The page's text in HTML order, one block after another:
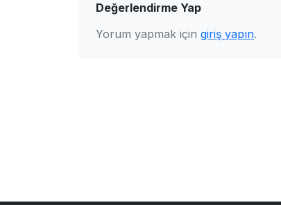
Değerlendirme Yap
Yorum yapmak için giriş yapın.